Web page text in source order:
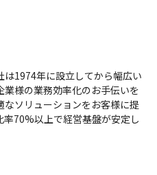
1974年に設立してから幅広い
様の業務効率化のお手伝いを
なソリューションをお客様に提
70%以上で経営基盤が安定し